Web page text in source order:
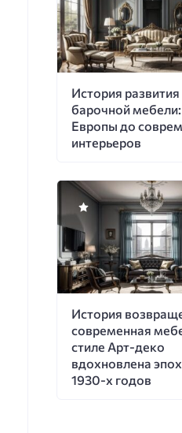
История развития
барочной
Европы до
интерьеров
История
современная
стиле Арт-деко
вдохновлена
1930-х годов